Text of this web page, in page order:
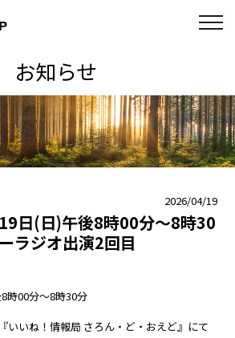
お知らせ
2026/04/19
日(日)午後8時00分～8時30
ラジオ出演2回目
時00分～8時30分
いいね！情報局 さろん・ど・おえど』にて